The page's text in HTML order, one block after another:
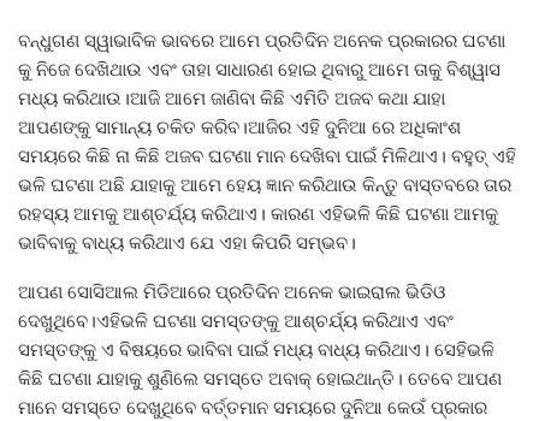
ବନ୍ଧୁଗଣ ସ୍ୱାଭାବିକ ଭାବରେ ଆମେ ପ୍ରତିଦିନ ଅନେକ ପ୍ରକାରର ଘଟଣା
କୁ ନିଜେ ଦେଖିଥାଉ ଏବଂ ତାହା ସାଧାରଣ ହୋଇ ଥିବାରୁ ଆମେ ତାକୁ ବିଶ୍ୱାସ
ମଧ୍ୟ କରିଥାଉ।ଆଜି ଆମେ ଜାଣିବା କିଛି ଏମିତି ଅଜବ କଥା ଯାହା
ଆପଣଙ୍କୁ ସାମାନ୍ୟ ଚକିତ କରିବ।ଆଜିର ଏହି ଦୁନିଆ ରେ ଅଧିକାଂଶ
ସମୟରେ କିଛି ନା କିଛି ଅଜବ ଘଟଣା ମାନ ଦେଖିବା ପାଇଁ ମିଳିଥାଏ। ବହୁତ୍ ଏହି
ଭଳି ଘଟଣା ଅଛି ଯାହାକୁ ଆମେ ହେୟ ଜ୍ଞାନ କରିଥାଉ କିନ୍ତୁ ବାସ୍ତବରେ ତାର
ରହସ୍ୟ ଆମକୁ ଆଶ୍ଚର୍ଯ୍ୟ କରିଥାଏ। କାରଣ ଏହିଭଳି କିଛି ଘଟଣା ଆମକୁ
ଭାବିବାକୁ ବାଧ୍ୟ କରିଥାଏ ଯେ ଏହା କିପରି ସମ୍ଭବ।
ଆପଣ ସୋସିଆଲ ମିଡିଆରେ ପ୍ରତିଦିନ ଅନେକ ଭାଇରାଲ ଭିଡିଓ
ଦେଖୁଥିବେ।ଏହିଭଳି ଘଟଣା ସମସ୍ତଙ୍କୁ ଆଶ୍ଚର୍ଯ୍ୟ କରିଥାଏ ଏବଂ
ସମସ୍ତଙ୍କୁ ଏ ବିଷୟରେ ଭାବିବା ପାଇଁ ମଧ୍ୟ ବାଧ୍ୟ କରିଥାଏ। ସେହିଭଳି
କିଛି ଘଟଣା ଯାହାକୁ ଶୁଣିଲେ ସମସ୍ତେ ଅବାକ୍ ହୋଇଥାନ୍ତି। ତେବେ ଆପଣ
ମାନେ ସମସ୍ତେ ଦେଖୁଥିବେ ବର୍ତ୍ତମାନ ସମୟରେ ଦୁନିଆ କେଉଁ ପ୍ରକାର